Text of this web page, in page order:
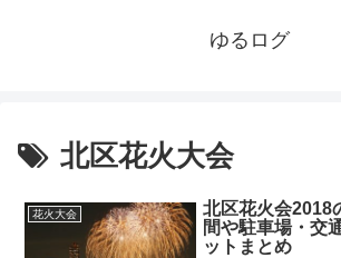
ゆるログ
北区花火大会
花火大会
北区花火会2018
間や駐車場・交
ットまとめ